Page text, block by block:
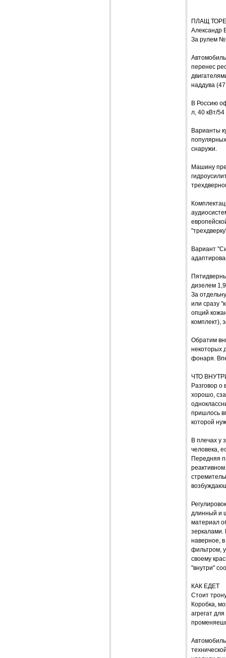
ПЛАЩ
Александр
За рулем
перенес
наддува
В Россию
л, 40 кВт/
Варианты
снаружи.
Машину
Вариант
дизелем
За
или сразу
опций
комплект),
Обратим
некоторых
фонаря.
ЧТО
Разговор о
хорошо,
пришлось
которой
В плечах у
человека,
Передняя
длинный и
материал
зеркалами.
наверное,
фильтром,
своему
"внутри"
КАК ЕДЕТ
Стоит
Коробка,
агрегат